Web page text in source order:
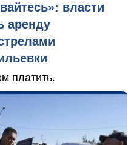
власти
аренду
платить.